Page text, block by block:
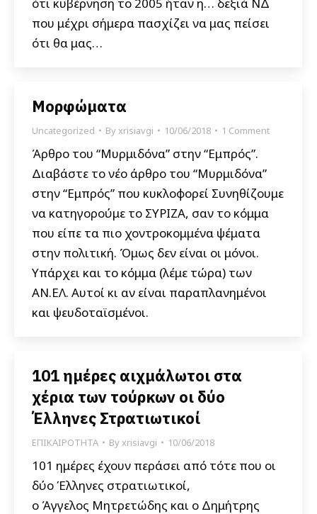
που μέχρι σήμερα πασχίζει να μας πείσει
ότι θα μας…
Μορφώματα
Uncategorized Byxrisiavgi 10/06/2018 1 Comment
Άρθρο του “Μυρμιδόνα” στην “Εμπρός”.
Διαβάστε το νέο άρθρο του “Μυρμιδόνα”
στην “Εμπρός” που κυκλοφορεί Συνηθίζουμε
να κατηγορούμε το ΣΥΡΙΖΑ, σαν το κόμμα
που είπε τα πιο χοντροκομμένα ψέματα
στην πολιτική. Όμως δεν είναι οι μόνοι.
Υπάρχει και το κόμμα (λέμε τώρα) των
ΑΝ.ΕΛ. Αυτοί κι αν είναι παραπλανημένοι
και ψευδοταϊσμένοι.
101 ημέρες αιχμάλωτοι στα
χέρια των τούρκων οι δύο
Έλληνες Στρατιωτικοί
ΕΠΙΚΑΙΡΟΤΗΤΑ Byxrisiavgi 10/06/2018
101 ημέρες έχουν περάσει από τότε που οι
δύο Έλληνες στρατιωτικοί,
ο Άγγελος Μητρετώδης και ο Δημήτρης